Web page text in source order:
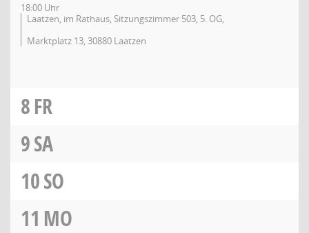
18:00 Uhr
Laatzen, im Rathaus, Sitzungszimmer 503, 5. OG,
Marktplatz 13, 30880 Laatzen
8FR
9SA
10SO
11 MO